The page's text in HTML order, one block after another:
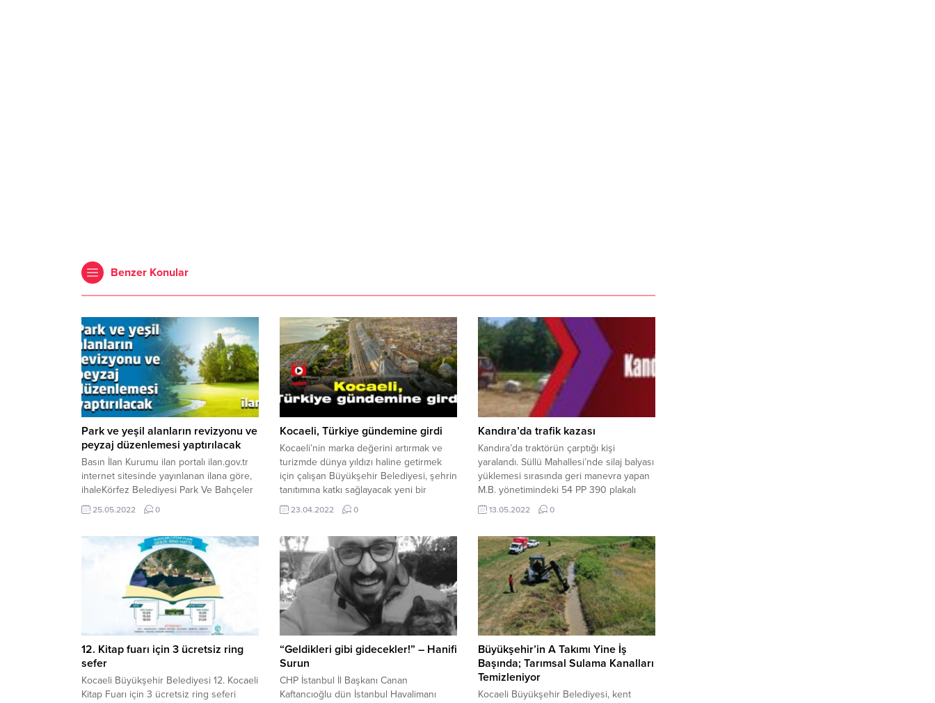
Benzer Konular
Park ve yeşil alanların revizyonu ve
peyzaj düzenlemesi yaptırılacak
Basın İlan Kurumu ilan portalı ilan.gov.tr
internet sitesinde yayınlanan ilana göre,
ihaleKörfez Belediyesi Park Ve Bahçeler
Müdürlüğü 2022 Yılı Körfez Geneli Park
ve Yeşil Alanların Revizyonu ve Peyzaj
saat:10.30’da M. Sinan Mah. Eşref Bitlis
Cad. No:369 Körfez/ KOCAELİ
gerçekleştirilecek.Ayrıntılı bilgi için
25.05.2022 0
Kocaeli, Türkiye gündemine girdi
Kocaeli’nin marka değerini artırmak ve
turizmde dünya yıldızı haline getirmek
için çalışan Büyükşehir Belediyesi, şehrin
tanıtımına katkı sağlayacak yeni bir
hizmeti daha hayata geçirdi. ‘’Kocaeli
Markalaşıyor Gözlerinize İnanacaksınız’’
Planı’nın devamında hazırlanan Havadan
Kocaeli filmi ve internet sitesi, dün
geceden itibaren yayına başladı.
www.havadankocaeli.com internet
sitesinin...
23.04.2022 0
Kandıra’da trafik kazası
Kandıra’da traktörün çarptığı kişi
yaralandı. Süllü Mahallesi’nde silaj balyası
yüklemesi sırasında geri manevra yapan
M.B. yönetimindeki 54 PP 390 plakalı
traktör, R.V.’ye çarptı. Çevredekilerin
haber vermesi üzerine olay yerine gelen
yaralıyı hastaneye kaldırdı. Haber: AA
13.05.2022 0
12. Kitap fuarı için 3 ücretsiz ring
sefer
Kocaeli Büyükşehir Belediyesi 12. Kocaeli
Kitap Fuarı için 3 ücretsiz ring seferi
“Geldikleri gibi gidecekler!” – Hanifi
Surun
CHP İstanbul İl Başkanı Canan
Kaftancıoğlu dün İstanbul Havalimanı
Büyükşehir’in A Takımı Yine İş
Başında; Tarımsal Sulama Kanalları
Temizleniyor
Kocaeli Büyükşehir Belediyesi, kent